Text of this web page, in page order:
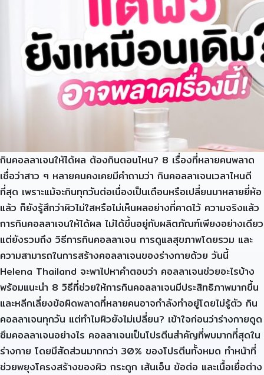
กินคอลลาเจนให้ได้ผล ต้องกินตอนไหน? 8 เรื่องที่หลายคนพลาด
เชื่อว่าสาว ๆ หลายคนคงเคยมีคำถามว่า กินคอลลาเจนเวลาไหนดี
ที่สุด เพราะแม้จะกินทุกวันต่อเนื่องเป็นเดือนหรือเปลี่ยนมาหลายยี่ห้อ
แล้ว ก็ยังรู้สึกว่าผิวไม่ใสหรือไม่เห็นผลอย่างที่คาดไว้ ความจริงแล้ว
การกินคอลลาเจนให้ได้ผล ไม่ได้ขึ้นอยู่กับผลิตภัณฑ์เพียงอย่างเดียว
แต่ยังรวมถึง วิธีการกินคอลลาเจน การดูแลสุขภาพโดยรวม และ
ความสามารถในการสร้างคอลลาเจนของร่างกายด้วย วันนี้
Helena Thailand จะพาไปหาคำตอบว่า คอลลาเจนช่วยอะไรบ้าง
พร้อมแนะนำ 8 วิธีที่ช่วยให้การกินคอลลาเจนมีประสิทธิภาพมากขึ้น
และหลีกเลี่ยงข้อผิดพลาดที่หลายคนอาจกำลังทำอยู่โดยไม่รู้ตัว กิน
คอลลาเจนทุกวัน แต่ทำไมผิวยังไม่เปลี่ยน? เข้าใจก่อนว่าร่างกายดูด
ซึมคอลลาเจนอย่างไร คอลลาเจนเป็นโปรตีนสำคัญที่พบมากที่สุดใน
ร่างกาย โดยมีสัดส่วนมากกว่า 30% ของโปรตีนทั้งหมด ทำหน้าที่
ช่วยพยุงโครงสร้างของผิว กระดูก เส้นเอ็น ข้อต่อ และเนื้อเยื่อต่าง